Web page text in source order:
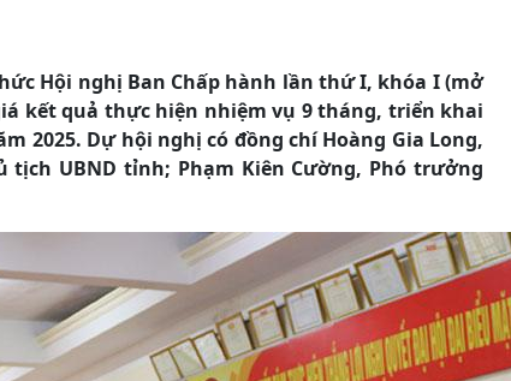
Hội nghị Ban Chấp hành lần thứ I, khóa I (mở
kết quả thực hiện nhiệm vụ 9 tháng, triển khai
2025. Dự hội nghị có đồng chí Hoàng Gia Long,
tịch UBND tỉnh; Phạm Kiên Cường, Phó trưởng